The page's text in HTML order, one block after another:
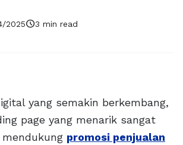
2025schedule3 min read
yang semakin berkembang,
page yang menarik sangat
promosi penjualan